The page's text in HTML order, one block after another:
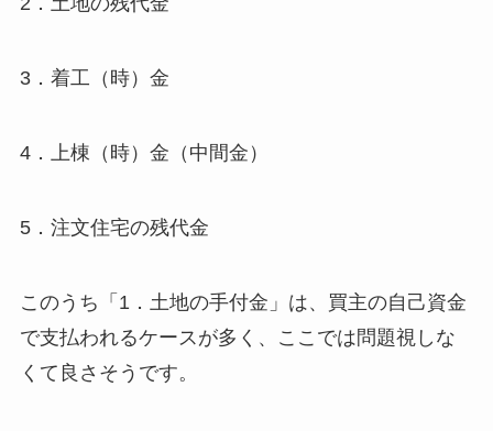
3．着工（時）金
4．上棟（時）金（中間金）
5．注文住宅の残代金
このうち「1．土地の手付金」は、買主の自己資金
で支払われるケースが多く、ここでは問題視しな
くて良さそうです。